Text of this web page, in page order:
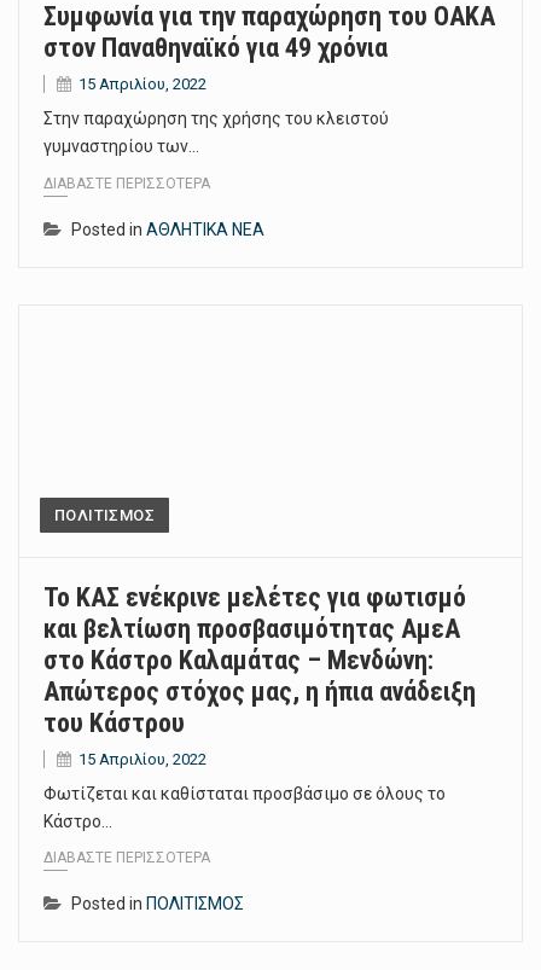
Συμφωνία για την παραχώρηση του ΟΑΚΑ
στον Παναθηναϊκό για 49 χρόνια
15 Απριλίου, 2022
Στην παραχώρηση της χρήσης του κλειστού
γυμναστηρίου των…
ΔΙΑΒΆΣΤΕ ΠΕΡΙΣΣΌΤΕΡΑ
Posted in ΑΘΛΗΤΙΚΑ ΝΕΑ
ΠΟΛΙΤΙΣΜΟΣ
Το ΚΑΣ ενέκρινε μελέτες για φωτισμό
και βελτίωση προσβασιμότητας ΑμεΑ
στο Κάστρο Καλαμάτας – Μενδώνη:
Απώτερος στόχος μας, η ήπια ανάδειξη
του Κάστρου
15 Απριλίου, 2022
Φωτίζεται και καθίσταται προσβάσιμο σε όλους το
Κάστρο…
ΔΙΑΒΆΣΤΕ ΠΕΡΙΣΣΌΤΕΡΑ
Posted in ΠΟΛΙΤΙΣΜΟΣ